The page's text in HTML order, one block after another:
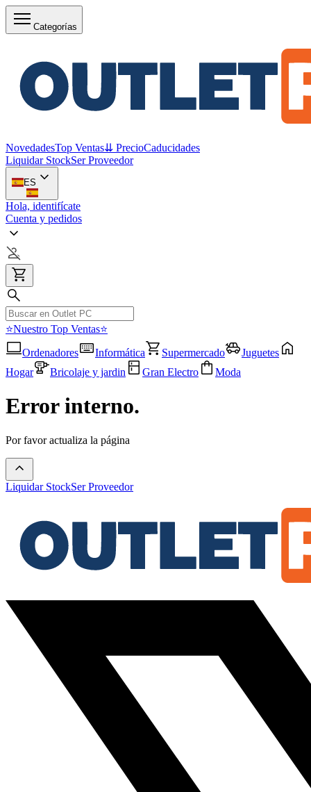
Categorías
NovedadesTop Ventas⇊ PrecioCaducidades
Liquidar StockSer Proveedor
ES
Hola, identifícate
Cuenta y pedidos
⭐Nuestro Top Ventas⭐
Ordenadores
Informática Supermercado
Juguetes
Hogar
Bricolaje y jardin Gran Electro Moda
Error interno.
Por favor actualiza la página
Liquidar StockSer Proveedor